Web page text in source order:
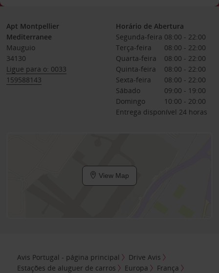
Apt Montpellier
Mediterranee
Mauguio
34130
Ligue para o: 0033
159588143
Horário de Abertura
Segunda-feira 08:00 - 22:00
Terça-feira
08:00 - 22:00
Quarta-feira
08:00 - 22:00
Quinta-feira
08:00 - 22:00
Sexta-feira
08:00 - 22:00
Sábado
09:00 - 19:00
Domingo
10:00 - 20:00
Entrega disponível 24 horas
View Map
Avis Portugal - página principal
Drive Avis
Estações de aluguer de carros
Europa
França